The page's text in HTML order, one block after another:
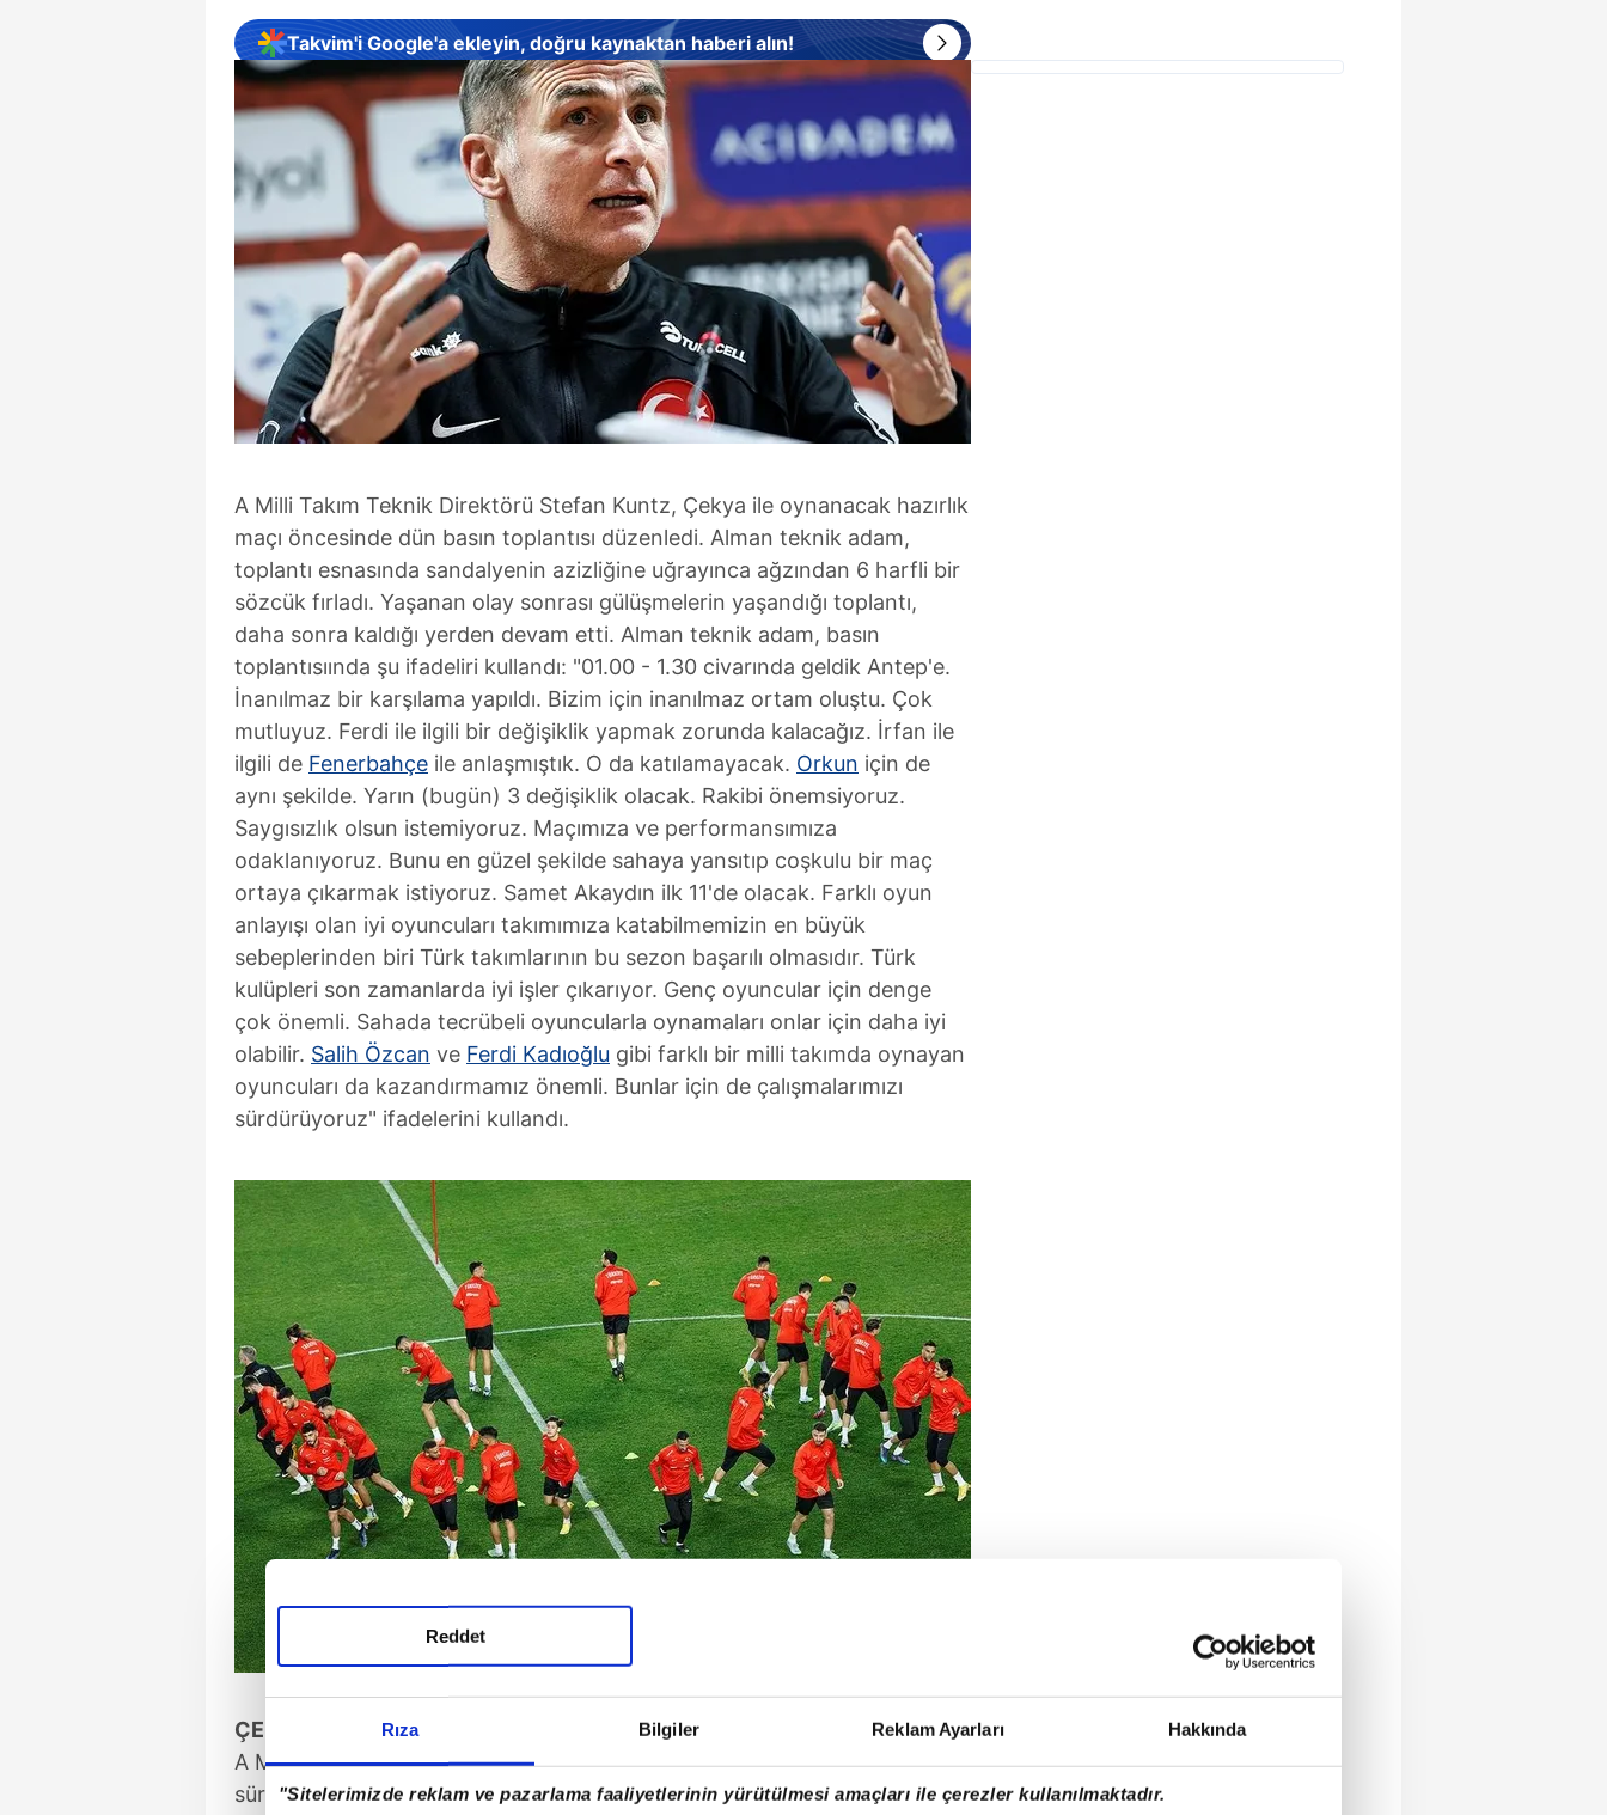
Rıza Bilgiler Reklam Ayarları Hakkında
"Sitelerimizde reklam ve pazarlama faaliyetlerinin yürütülmesi amaçları ile çerezler kullanılmaktadır.
Reddet
Takvim'i Google'a ekleyin, doğru kaynaktan haberi alın!
A Milli Takım Teknik Direktörü Stefan Kuntz, Çekya ile oynanacak hazırlık
maçı öncesinde dün basın toplantısı düzenledi. Alman teknik adam,
toplantı esnasında sandalyenin azizliğine uğrayınca ağzından 6 harfli bir
sözcük fırladı. Yaşanan olay sonrası gülüşmelerin yaşandığı toplantı,
daha sonra kaldığı yerden devam etti. Alman teknik adam, basın
toplantısıında şu ifadeliri kullandı: "01.00 - 1.30 civarında geldik Antep'e.
İnanılmaz bir karşılama yapıldı. Bizim için inanılmaz ortam oluştu. Çok
mutluyuz. Ferdi ile ilgili bir değişiklik yapmak zorunda kalacağız. İrfan ile
ilgili de Fenerbahçe ile anlaşmıştık. O da katılamayacak. Orkun için de
aynı şekilde. Yarın (bugün) 3 değişiklik olacak. Rakibi önemsiyoruz.
Saygısızlık olsun istemiyoruz. Maçımıza ve performansımıza
odaklanıyoruz. Bunu en güzel şekilde sahaya yansıtıp coşkulu bir maç
ortaya çıkarmak istiyoruz. Samet Akaydın ilk 11'de olacak. Farklı oyun
anlayışı olan iyi oyuncuları takımımıza katabilmemizin en büyük
sebeplerinden biri Türk takımlarının bu sezon başarılı olmasıdır. Türk
kulüpleri son zamanlarda iyi işler çıkarıyor. Genç oyuncular için denge
çok önemli. Sahada tecrübeli oyuncularla oynamaları onlar için daha iyi
olabilir. Salih Özcan ve Ferdi Kadıoğlu gibi farklı bir milli takımda oynayan
oyuncuları da kazandırmamız önemli. Bunlar için de çalışmalarımızı
sürdürüyoruz" ifadelerini kullandı.
ÇEKYA'YI AĞIRLIYORUZ
A Milli Futbol Takımımız, Euro 2024 elemeleri kapsamında hazırlıklarını
sürdürüyor. Hazırlık maçları kapsamında son olarak İskoçya'yı 2-1